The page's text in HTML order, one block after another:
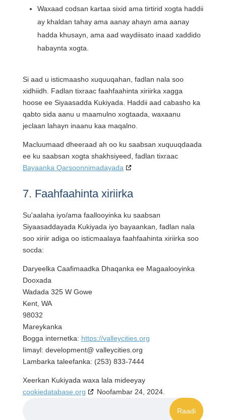
Waxaad codsan kartaa sixid ama tirtirid xogta haddii
ay khaldan tahay ama aanay ahayn ama aanay
hadda khusayn, ama aad waydiisato inaad xaddido
habaynta xogta.
Si aad u isticmaasho xuquuqahan, fadlan nala soo
xidhiidh. Fadlan tixraac faahfaahinta xiriirka xagga
hoose ee Siyaasadda Kukiyada. Haddii aad cabasho ka
qabto sida aanu u maamulno xogtaada, waxaanu
jeclaan lahayn inaanu kaa maqalno.
Macluumaad dheeraad ah oo ku saabsan xuquuqdaada
ee ku saabsan xogta shakhsiyeed, fadlan tixraac
Bayaanka Qarsoonnimadayada
7. Faahfaahinta xiriirka
Su'aalaha iyo/ama faallooyinka ku saabsan
Siyaasaddayada Kukiyada iyo bayaankan, fadlan nala
soo xiriir adiga oo isticmaalaya faahfaahinta xiriirka soo
socda:
Daryeelka Caafimaadka Dhaqanka ee Magaalooyinka
Dooxada
Wadada 325 W Gowe
Kent, WA
98032
Mareykanka
Bogga internetka: https://valleycities.org
Iimayl: development@ valleycities.org
Lambarka taleefanka: (253) 833-7444
Xeerkan Kukiyada waxa lala mideeyay
cookiedatabase.org
Noofambar 24, 2024.